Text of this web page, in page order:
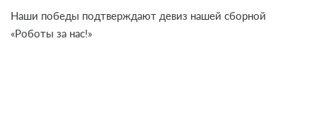
Наши победы подтверждают девиз нашей сборной
«Роботы за нас!»